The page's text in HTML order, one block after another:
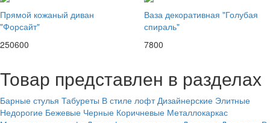
Прямой кожаный диван
"Форсайт"
250600
Ваза декоративная "Голубая
спираль"
7800
Товар представлен в разделах
Барные стулья Табуреты В стиле лофт Дизайнерские Элитные
Недорогие Бежевые Черные Коричневые Металлокаркас